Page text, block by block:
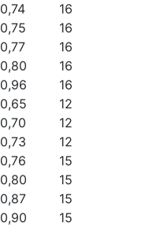
0,74
16
0,75
16
0,77
16
0,80
16
0,96
16
0,65
12
0,70
12
0,73
12
0,76
15
0,80
15
0,87
15
0,90
15